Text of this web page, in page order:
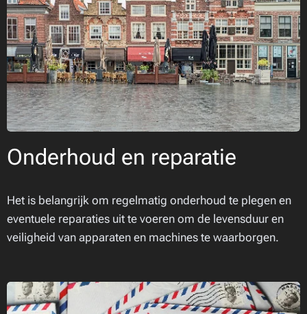
Onderhoud en reparatie
Het is belangrijk om regelmatig onderhoud te plegen en
eventuele reparaties uit te voeren om de levensduur en
veiligheid van apparaten en machines te waarborgen.